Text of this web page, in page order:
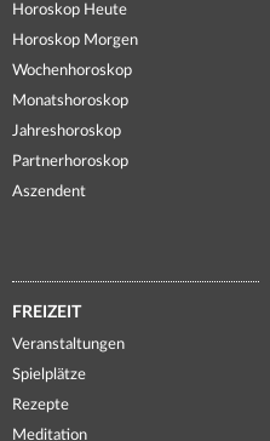
Horoskop Heute
Horoskop Morgen
Wochenhoroskop
Monatshoroskop
Jahreshoroskop
Partnerhoroskop
Aszendent
FREIZEIT
Veranstaltungen
Spielplätze
Rezepte
Meditation